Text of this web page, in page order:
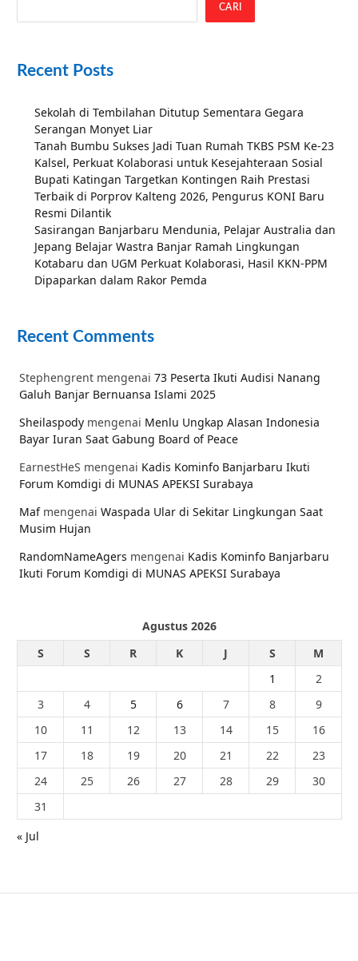
CARI
Recent Posts
Sekolah di Tembilahan Ditutup Sementara Gegara
Serangan Monyet Liar
Tanah Bumbu Sukses Jadi Tuan Rumah TKBS PSM Ke-23
Kalsel, Perkuat Kolaborasi untuk Kesejahteraan Sosial
Bupati Katingan Targetkan Kontingen Raih Prestasi
Terbaik di Porprov Kalteng 2026, Pengurus KONI Baru
Resmi Dilantik
Sasirangan Banjarbaru Mendunia, Pelajar Australia dan
Jepang Belajar Wastra Banjar Ramah Lingkungan
Kotabaru dan UGM Perkuat Kolaborasi, Hasil KKN-PPM
Dipaparkan dalam Rakor Pemda
Recent Comments
Stephengrent mengenai 73 Peserta Ikuti Audisi Nanang
Galuh Banjar Bernuansa Islami 2025
Sheilaspody mengenai Menlu Ungkap Alasan Indonesia
Bayar Iuran Saat Gabung Board of Peace
EarnestHeS mengenai Kadis Kominfo Banjarbaru Ikuti
Forum Komdigi di MUNAS APEKSI Surabaya
Mafmengenai Waspada Ular di Sekitar Lingkungan Saat
Musim Hujan
RandomNameAgers mengenai Kadis Kominfo Banjarbaru
Ikuti Forum Komdigi di MUNAS APEKSI Surabaya
Agustus 2026
S
S R K J S
M
1
2
3
4 5 6 7 8
9
10
11 12 13 14 15
16
17
18 19 20 21 22
23
24
25 26 27 28 29
30
31
« Jul